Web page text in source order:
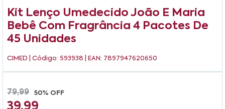
Kit Lenço Umedecido João E Maria
Bebê Com Fragrância 4 Pacotes De
45 Unidades
CIMED | Código: 593938 | EAN: 7897947620650
79,99 50% OFF
39,99